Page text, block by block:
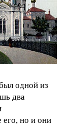
одной из
два
но и они